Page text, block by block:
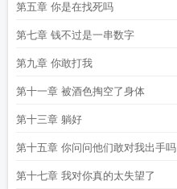
第五章 你是在找死吗
第七章 钱不过是一串数字
第九章 你敢打我
第十一章 被酒色掏空了身体
第十三章 躺好
第十五章 你问问他们敢对我出手吗
第十七章 我对你真的太失望了